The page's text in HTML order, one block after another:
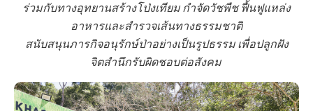
ร่วมกับทางอุทยานสร้างโป่งเทียม กำจัดวัชพืช ฟื้นฟูแหล่ง
อาหารและสำรวจเส้นทางธรรมชาติ
สนับสนุนภารกิจอนุรักษ์ป่าอย่างเป็นรูปธรรม เพื่อปลูกฝัง
จิตสำนึกรับผิดชอบต่อสังคม